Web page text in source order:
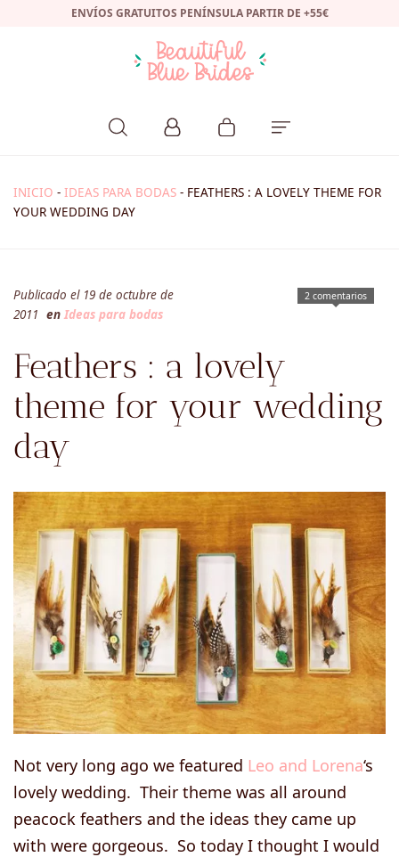
ENVÍOS GRATUITOS PENÍNSULA PARTIR DE +55€
INICIO - IDEAS PARA BODAS - FEATHERS : A LOVELY THEME FOR
YOUR WEDDING DAY
2 comentarios
Publicado el 19 de octubre de
2011 en Ideas para bodas
Feathers : a lovely
theme for your wedding
day
Not very long ago we featured Leo and Lorena‘s
lovely wedding. Their theme was all around
peacock feathers and the ideas they came up
with were gorgeous. So today I thought I would